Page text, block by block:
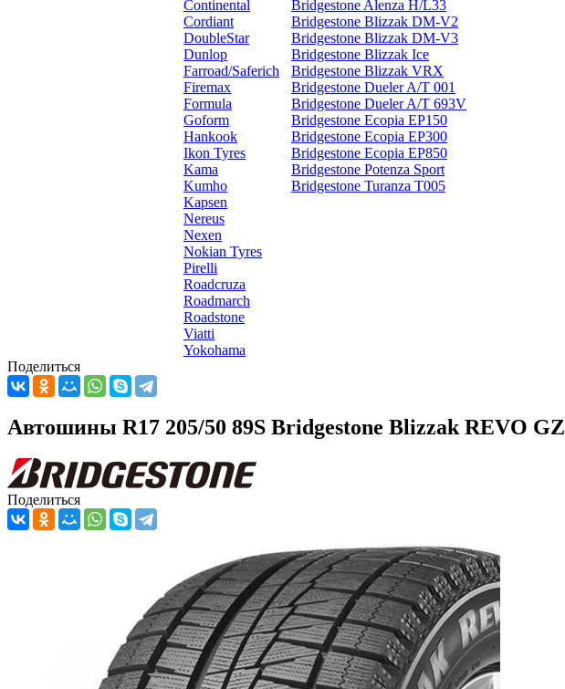
Continental
Cordiant
DoubleStar
Dunlop
Farroad/Saferich
Firemax
Formula
Goform
Hankook
Ikon Tyres
Kama
Kumho
Kapsen
Nereus
Nexen
Nokian Tyres
Pirelli
Roadcruza
Roadmarch
Roadstone
Viatti
Yokohama
Bridgestone Alenza H/L33
Bridgestone Blizzak DM-V2
Bridgestone Blizzak DM-V3
Bridgestone Blizzak Ice
Bridgestone Blizzak VRX
Bridgestone Dueler A/T 001
Bridgestone Dueler A/T 693V
Bridgestone Ecopia EP150
Bridgestone Ecopia EP300
Bridgestone Ecopia EP850
Bridgestone Potenza Sport
Bridgestone Turanza T005
Поделиться
Автошины R17 205/50 89S Bridgestone Blizzak REVO GZ
Поделиться